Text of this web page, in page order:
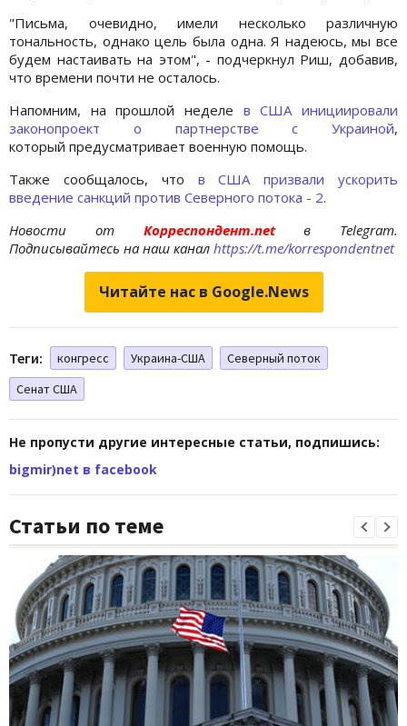
"Письма, очевидно, имели несколько различную
тональность, однако цель была одна. Я надеюсь, мы все
будем настаивать на этом", - подчеркнул Риш, добавив,
что времени почти не осталось.
Напомним, на прошлой неделе в США инициировали
законопроект о партнерстве с Украиной,
который предусматривает военную помощь.
Также сообщалось, что в США призвали ускорить
введение санкций против Северного потока - 2.
Новости отКорреспондент.netв Telegram.
Подписывайтесь на наш канал https://t.me/korrespondentnet
Читайте нас в Google.News
Теги: конгресс Украина-США
Северный поток
Сенат США
Не пропусти другие интересные статьи, подпишись:
bigmir)net в facebook
Статьи по теме